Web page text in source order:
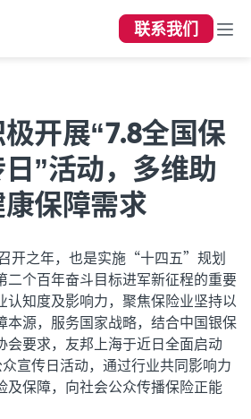
联系我们
开展“7.8全国保
”活动，多维助
保障需求
开之年，也是实施“十四五”规划
二个百年奋斗目标进军新征程的重要
认知度及影响力，聚焦保险业坚持以
本源，服务国家战略，结合中国银保
会要求，友邦上海于近日全面启动
宣传日活动，通过行业共同影响力
及保障，向社会公众传播保险正能